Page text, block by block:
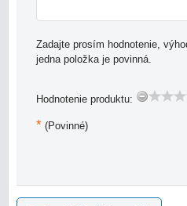
Zadajte prosím hodnotenie,
jedna položka je povinná.
Hodnotenie produktu:
* (Povinné)